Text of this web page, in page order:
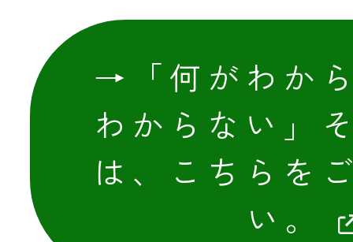
→「何がわか
わからない」
は、こちらを
い。